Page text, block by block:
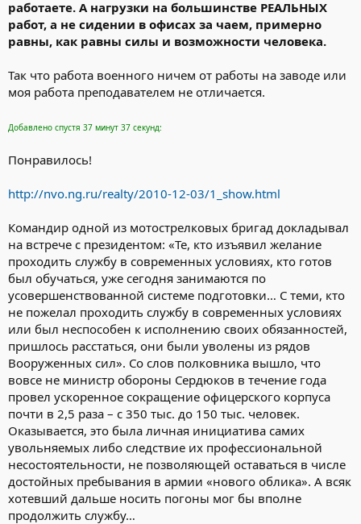
работаете. А нагрузки на большинстве РЕАЛЬНЫХ
работ, а не сидении в офисах за чаем, примерно
равны, как равны силы и возможности человека.
Так что работа военного ничем от работы на заводе или
моя работа преподавателем не отличается.
Добавлено спустя 37 минут 37 секунд:
Понравилось!
http://nvo.ng.ru/realty/2010-12-03/1_show.html
Командир одной из мотострелковых бригад докладывал
на встрече с президентом: «Те, кто изъявил желание
проходить службу в современных условиях, кто готов
был обучаться, уже сегодня занимаются по
усовершенствованной системе подготовки… С теми, кто
не пожелал проходить службу в современных условиях
или был неспособен к исполнению своих обязанностей,
пришлось расстаться, они были уволены из рядов
Вооруженных сил». Со слов полковника вышло, что
вовсе не министр обороны Сердюков в течение года
провел ускоренное сокращение офицерского корпуса
почти в 2,5 раза – с 350 тыс. до 150 тыс. человек.
Оказывается, это была личная инициатива самих
увольняемых либо следствие их профессиональной
несостоятельности, не позволяющей оставаться в числе
достойных пребывания в армии «нового облика». А всяк
хотевший дальше носить погоны мог бы вполне
продолжить службу…